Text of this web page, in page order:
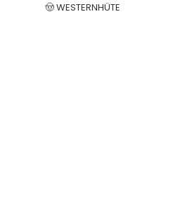
🤠 WESTERNHÜTE